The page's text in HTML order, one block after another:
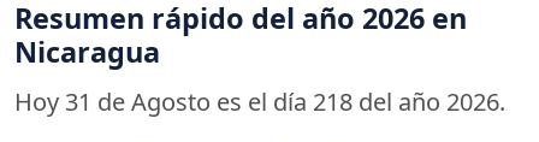
Resumen rápido del año 2026 en
Nicaragua
Hoy 31 de Agosto es el día 218 del año 2026.